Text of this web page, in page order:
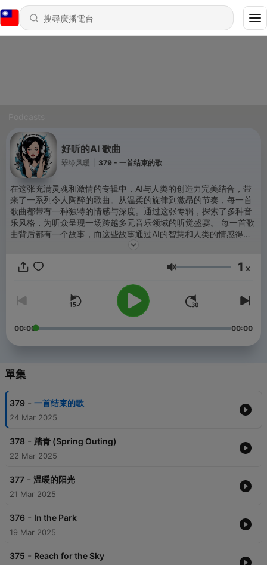
好听的AI 歌曲
翠绿风暖 379 - 一首结束的歌
在这张充满灵魂和激情的专辑中，AI与人类的创造力完美结合，带
来了一系列令人陶醉的歌曲。从温柔的旋律到激昂的节奏，每一首
歌曲都带有一种独特的情感与深度。通过这张专辑，探索了多种音
乐风格，为听众呈现一场跨越多元音乐领域的听觉盛宴。 每一首歌
曲背后都有一个故事，而这些故事通过AI的智慧和人类的情感得到
传达。专辑中的歌词深入探讨了生活、爱情、梦想和希望等主题，
这张专辑都将带给你一段难忘的音乐之旅。让这美妙之音引领你穿
音量 1 x
00:00 00:00
單集
379 - 一首结束的歌
24 Mar 2025
378 - 踏青 (Spring Outing)
22 Mar 2025
377 - 温暖的阳光
21 Mar 2025
376 - In the Park
19 Mar 2025
375 - Reach for the Sky